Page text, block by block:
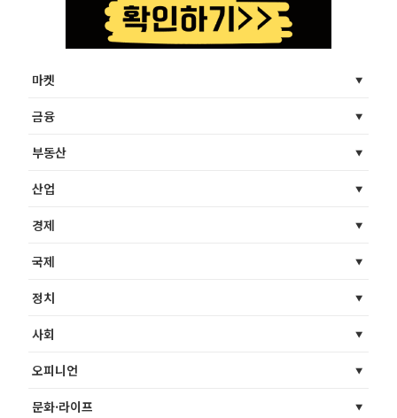
마켓
금융
부동산
산업
경제
국제
정치
사회
오피니언
문화·라이프